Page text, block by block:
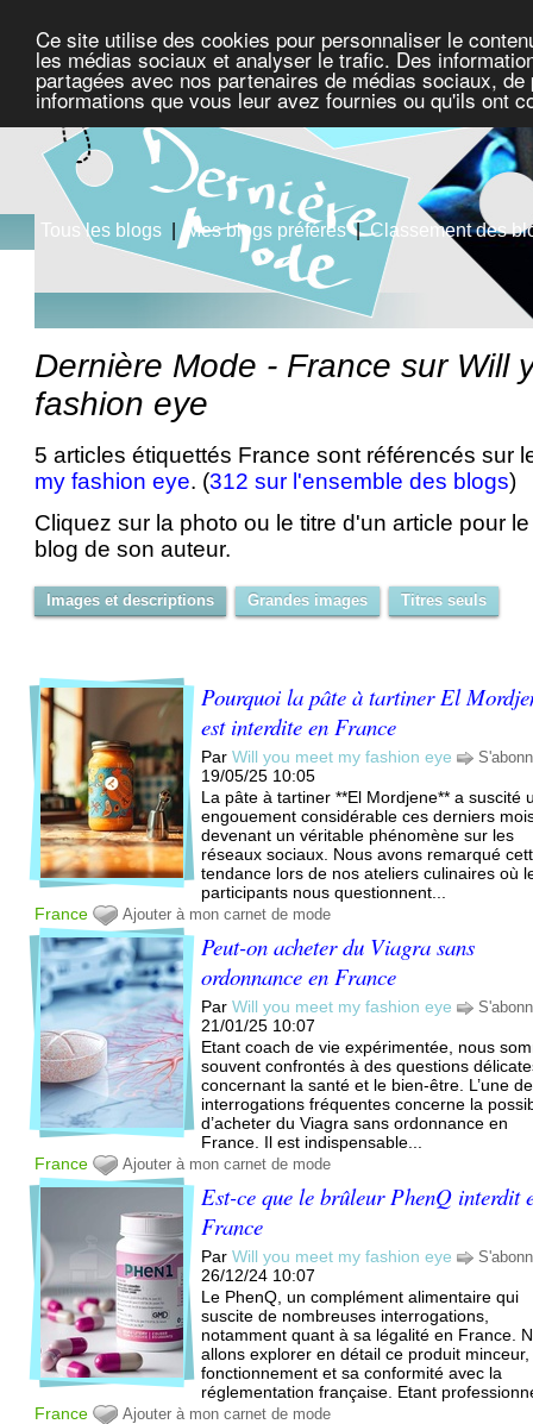
Ce site utilise des cookies pour personnaliser le
les médias sociaux et analyser le trafic. Des
partagées avec nos partenaires de médias sociaux,
informations que vous leur avez fournies ou qu'ils ont
Tous les blogs | Mes blogs préférés|Classement des
Dernière Mode - France sur Will
fashion eye
5 articles étiquettés France sont référencés sur
my fashion eye. (312 sur l'ensemble des blogs)
Cliquez sur la photo ou le titre d'un article pour
blog de son auteur.
Images et descriptions Grandes images Titres seuls
Pourquoi la pâte à tartiner El
est interdite en France
ParWill you meet my fashion eye
19/05/25 10:05
La pâte à tartiner **El Mordjene** a suscité
engouement considérable ces derniers
devenant un véritable phénomène sur les
réseaux sociaux. Nous avons remarqué
tendance lors de nos ateliers culinaires où
participants nous questionnent...
France
Ajouter à mon carnet de mode
Peut-on acheter du Viagra sans
ordonnance en France
ParWill you meet my fashion eye
21/01/25 10:07
Etant coach de vie expérimentée, nous
souvent confrontés à des questions
concernant la santé et le bien-être. L’une
interrogations fréquentes concerne la
d’acheter du Viagra sans ordonnance en
France. Il est indispensable...
France
Ajouter à mon carnet de mode
Est-ce que le brûleur PhenQ interdit
France
ParWill you meet my fashion eye
26/12/24 10:07
Le PhenQ, un complément alimentaire qui
suscite de nombreuses interrogations,
notamment quant à sa légalité en France.
allons explorer en détail ce produit
fonctionnement et sa conformité avec la
réglementation française. Etant
France
Ajouter à mon carnet de mode